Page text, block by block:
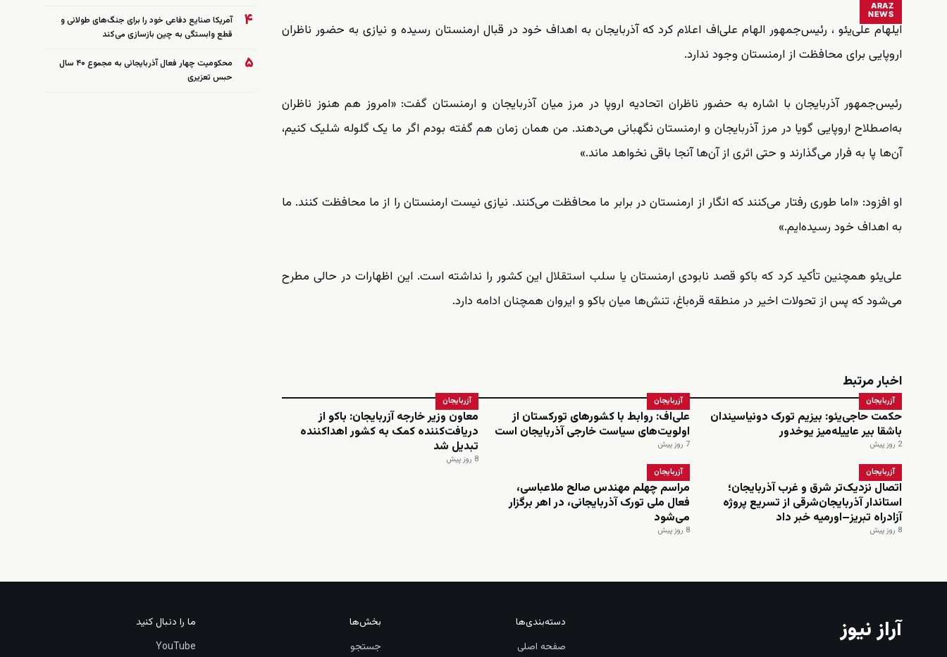
ARAZ
NEWS
ایلهام علی‌یئو ، رئیس‌جمهور الهام علی‌اف اعلام کرد که آذربایجان به اهداف خود در قبال ارمنستان رسیده و نیازی به حضور ناظران
اروپایی برای محافظت از ارمنستان وجود ندارد.
رئیس‌جمهور آذربایجان با اشاره به حضور ناظران اتحادیه اروپا در مرز میان آذربایجان و ارمنستان گفت: «امروز هم هنوز ناظران
به‌اصطلاح اروپایی گویا در مرز آذربایجان و ارمنستان نگهبانی می‌دهند. من همان زمان هم گفته بودم اگر ما یک گلوله شلیک کنیم،
آن‌ها پا به فرار می‌گذارند و حتی اثری از آن‌ها آنجا باقی نخواهد ماند.»
او افزود: «اما طوری رفتار می‌کنند که انگار از ارمنستان در برابر ما محافظت می‌کنند. نیازی نیست ارمنستان را از ما محافظت کنند. ما
به اهداف خود رسیده‌ایم.»
علی‌یئو همچنین تأکید کرد که باکو قصد نابودی ارمنستان یا سلب استقلال این کشور را نداشته است. این اظهارات در حالی مطرح
می‌شود که پس از تحولات اخیر در منطقه قره‌باغ، تنش‌ها میان باکو و ایروان همچنان ادامه دارد.
اخبار مرتبط
آزربایجان
حکمت حاجی‌یئو: بیزیم تورک دونیاسیندان
باشقا بیر عاییله‌میز یوخدور
2 روز پیش
آزربایجان
علی‌اف: روابط با کشورهای تورکستان از
اولویت‌های سیاست خارجی آذربایجان است
7 روز پیش
آزربایجان
معاون وزیر خارجه آزربایجان: باکو از
دریافت‌کننده کمک به کشور اهداکننده
تبدیل شد
8 روز پیش
آزربایجان
اتصال نزدیک‌تر شرق و غرب آذربایجان؛
استاندار آذربایجان‌شرقی از تسریع پروژه
آزادراه تبریز–اورمیه خبر داد
8 روز پیش
آزربایجان
مراسم چهلم مهندس صالح ملاعباسی،
فعال ملی تورک آذربایجانی، در اهر برگزار
می‌شود
8 روز پیش
۴
آمریکا صنایع دفاعی خود را برای جنگ‌های طولانی و
قطع وابستگی به چین بازسازی می‌کند
۵
محکومیت چهار فعال آذربایجانی به مجموع ۴۰ سال
حبس تعزیری
آراز نیوز
دسته‌بندی‌ها
صفحه اصلی
بخش‌ها
جستجو
ما را دنبال کنید
YouTube